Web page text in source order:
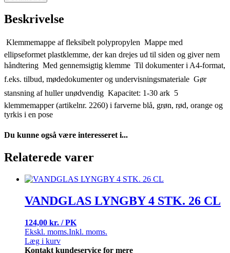
Beskrivelse
 Klemmemappe af fleksibelt polypropylen  Mappe med
ellipseformet plastklemme, der kan drejes ud til siden og giver nem
håndtering  Med gennemsigtig klemme  Til dokumenter i A4-format,
f.eks. tilbud, mødedokumenter og undervisningsmateriale  Gør
stansning af huller unødvendig  Kapacitet: 1-30 ark  5
klemmemapper (artikelnr. 2260) i farverne blå, grøn, rød, orange og
tyrkis i en pose
Du kunne også være interesseret i...
Relaterede varer
VANDGLAS LYNGBY 4 STK. 26 CL
124,00 kr. / PK
Ekskl. moms.Inkl. moms.
Læg i kurv
Kontakt kundeservice for mere